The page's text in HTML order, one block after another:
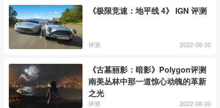
《极限竞速：地平线 4》 IGN 评测
评测 2022-08-30
《古墓丽影：暗影》Polygon评测
南美丛林中那一道惊心动魄的革新
之光
评测 2022-08-30